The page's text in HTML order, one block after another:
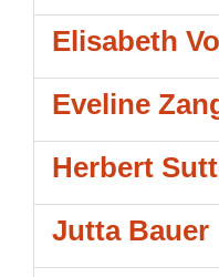
Elisabeth
Eveline
Herbert
Jutta Bauer